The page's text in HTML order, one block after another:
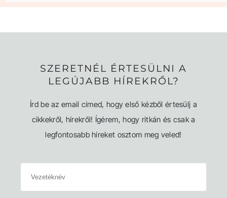
SZERETNÉL ÉRTESÜLNI A
LEGÚJABB HÍREKRŐL?
Írd be az email címed, hogy első kézből értesülj a
cikkekről, hírekről! Ígérem, hogy ritkán és csak a
legfontosabb híreket osztom meg veled!